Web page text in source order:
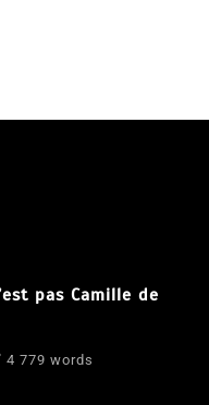
pas Camille de
4 779 words